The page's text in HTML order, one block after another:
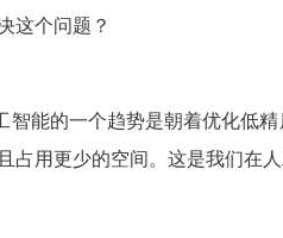
这个问题？
智能的一个趋势是朝着优化低精
占用更少的空间。这是我们在